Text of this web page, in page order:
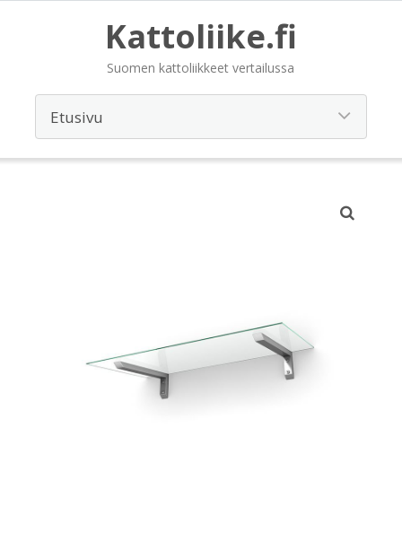
Kattoliike.fi
Suomen kattoliikkeet vertailussa